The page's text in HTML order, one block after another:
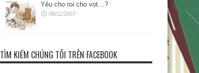
Yêu cho roi cho vọt…?
08/11/2007
TÌM KIẾM CHÚNG TÔI TRÊN FACEBOOK